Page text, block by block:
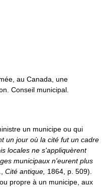
au Canada, une
Conseil municipal.
un municipe ou qui
un jour où la cité fut un cadre
locales ne s'appliquèrent
municipaux n'eurent plus
Cité antique, 1864, p. 509).
propre à un municipe, aux